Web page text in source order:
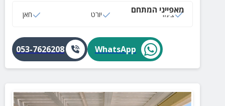
מאפייני המתחם
צימר יורט חאן
WhatsApp
053-7626208